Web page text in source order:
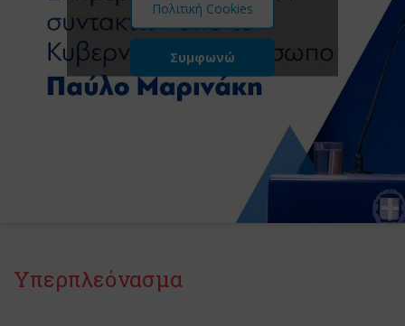
Πολιτική Cookies
Συμφωνώ
Υπερπλεόνασμα